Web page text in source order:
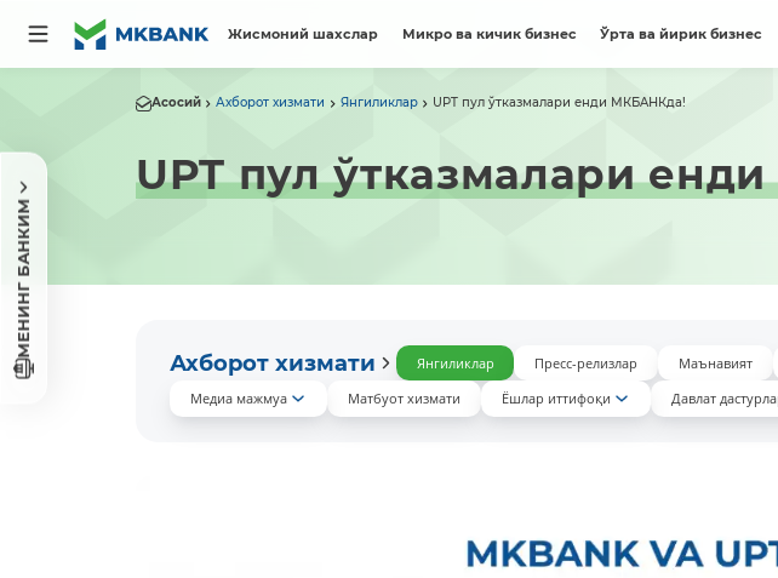
Жисмоний шахслар Микро ва кичик бизнес Ўрта ва йирик бизнес
МЕНИНГ БАНКИМ
Асосий Ахборот хизмати Янгиликлар UPT пул ўтказмалари енди МКБAНКда!
UPT пул ўтказмалари
Ахборот хизмати Янгиликлар Пресс-релизлар Маънавият
Медиа мажмуа
Матбуот хизмати Ёшлар иттифоқи Давлат